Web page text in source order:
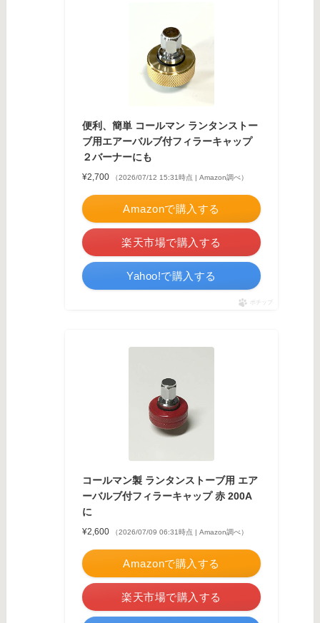
便利、簡単 コールマン ランタンストー
ブ用エアーバルブ付フィラーキャップ
２バーナーにも
¥2,700 （2026/07/12 15:31時点 | Amazon調べ）
Amazonで購入する
楽天市場で購入する
Yahoo!で購入する
ポチップ
コールマン製 ランタンストーブ用 エア
ーバルブ付フィラーキャップ 赤 200A
に
¥2,600 （2026/07/09 06:31時点 | Amazon調べ）
Amazonで購入する
楽天市場で購入する